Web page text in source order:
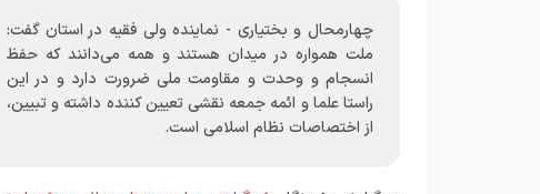
چهارمحال و بختیاری - نماینده ولی فقیه در استان گفت:
ملت همواره در میدان هستند و همه می‌دانند که حفظ
انسجام و وحدت و مقاومت ملی ضرورت دارد و در این
راستا علما و ائمه جمعه نقشی تعیین کننده داشته و تبیین،
از اختصاصات نظام اسلامی است.